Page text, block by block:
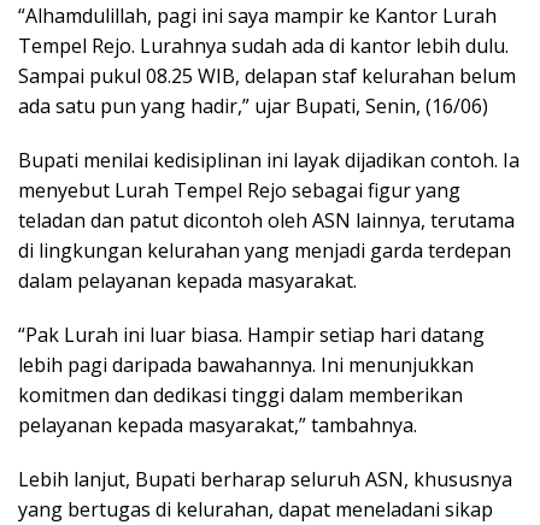
“Alhamdulillah, pagi ini saya mampir ke Kantor Lurah
Tempel Rejo. Lurahnya sudah ada di kantor lebih dulu.
Sampai pukul 08.25 WIB, delapan staf kelurahan belum
ada satu pun yang hadir,” ujar Bupati, Senin, (16/06)
Bupati menilai kedisiplinan ini layak dijadikan contoh. Ia
menyebut Lurah Tempel Rejo sebagai figur yang
teladan dan patut dicontoh oleh ASN lainnya, terutama
di lingkungan kelurahan yang menjadi garda terdepan
dalam pelayanan kepada masyarakat.
“Pak Lurah ini luar biasa. Hampir setiap hari datang
lebih pagi daripada bawahannya. Ini menunjukkan
komitmen dan dedikasi tinggi dalam memberikan
pelayanan kepada masyarakat,” tambahnya.
Lebih lanjut, Bupati berharap seluruh ASN, khususnya
yang bertugas di kelurahan, dapat meneladani sikap